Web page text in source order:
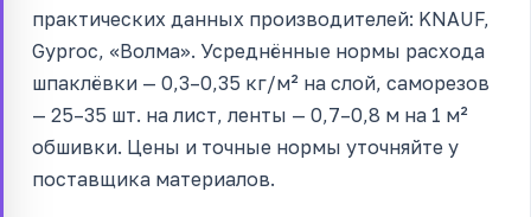
практических данных производителей: KNAUF,
Gyproc, «Волма». Усреднённые нормы расхода
шпаклёвки — 0,3–0,35 кг/м² на слой, саморезов
— 25–35 шт. на лист, ленты — 0,7–0,8 м на 1 м²
обшивки. Цены и точные нормы уточняйте у
поставщика материалов.